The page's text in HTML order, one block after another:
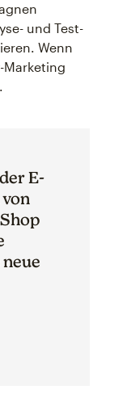
und Test-
Wenn
Marketing
E-